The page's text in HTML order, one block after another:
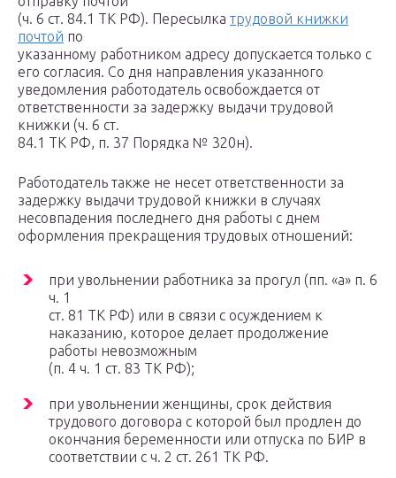
(ч. 6 ст. 84.1 ТК РФ). Пересылка трудовой книжки
почтой по
указанному работником адресу допускается только с
его согласия. Со дня направления указанного
уведомления работодатель освобождается от
ответственности за задержку выдачи трудовой
книжки (ч. 6 ст.
84.1 ТК РФ, п. 37 Порядка № 320н).
Работодатель также не несет ответственности за
задержку выдачи трудовой книжки в случаях
несовпадения последнего дня работы с днем
оформления прекращения трудовых отношений:
при увольнении работника за прогул (пп. «а» п. 6
ч. 1
ст. 81 ТК РФ) или в связи с осуждением к
наказанию, которое делает продолжение
работы невозможным
(п. 4 ч. 1 ст. 83 ТК РФ);
при увольнении женщины, срок действия
трудового договора с которой был продлен до
окончания беременности или отпуска по БИР в
соответствии с ч. 2 ст. 261 ТК РФ.